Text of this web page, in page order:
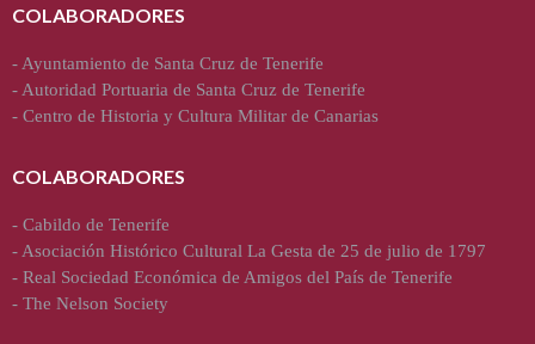
COLABORADORES
- Ayuntamiento de Santa Cruz de Tenerife
- Autoridad Portuaria de Santa Cruz de Tenerife
- Centro de Historia y Cultura Militar de Canarias
COLABORADORES
- Cabildo de Tenerife
- Asociación Histórico Cultural La Gesta de 25 de julio de 1797
- Real Sociedad Económica de Amigos del País de Tenerife
- The Nelson Society